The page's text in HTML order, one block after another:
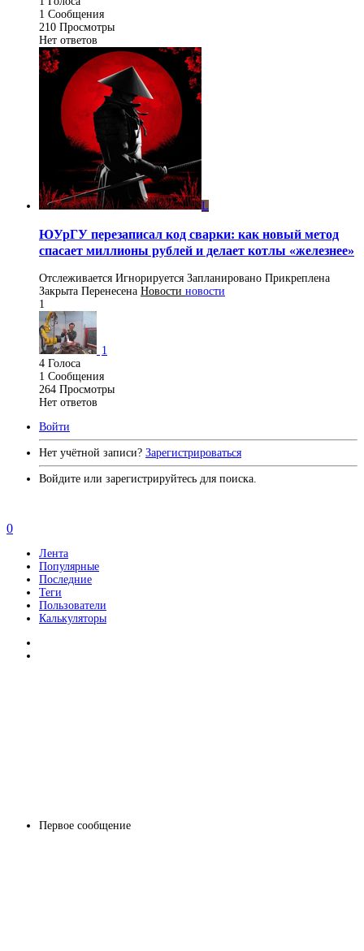
1 Сообщения
210 Просмотры
Нет ответов
L
ЮУрГУ перезаписал код сварки: как новый метод
спасает миллионы рублей и делает котлы «железнее»
Отслеживается Игнорируется Запланировано Прикреплена
Закрыта Перенесена Новости новости
1
1
4 Голоса
1 Сообщения
264 Просмотры
Нет ответов
Войти
Нет учётной записи? Зарегистрироваться
Войдите или зарегистрируйтесь для поиска.
Первое сообщение
0
Лента
Популярные
Последние
Теги
Пользователи
Калькуляторы